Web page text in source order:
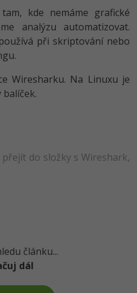
kde nemáme grafické
analýzu automatizovat.
při skriptování nebo
Wiresharku. Na Linuxu je
do složky s Wireshark,
článku...
dál